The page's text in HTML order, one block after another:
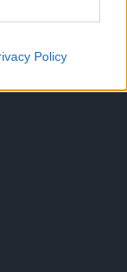
Policy